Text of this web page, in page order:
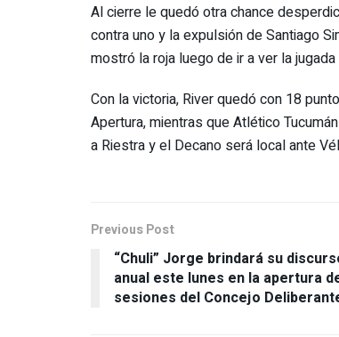
Al cierre le quedó otra chance
contra uno y la expulsión de Santiago
mostró la roja luego de ir a ver la jugada
Con la victoria, River quedó con 18
Apertura, mientras que Atlético
a Riestra y el Decano será local ante
Previous Post
“Chuli” Jorge brindará su
anual este lunes en la apertura
sesiones del Concejo